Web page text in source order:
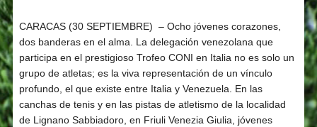
CARACAS (30 SEPTIEMBRE) – Ocho jóvenes corazones,
dos banderas en el alma. La delegación venezolana que
participa en el prestigioso Trofeo CONI en Italia no es solo un
grupo de atletas; es la viva representación de un vínculo
profundo, el que existe entre Italia y Venezuela. En las
canchas de tenis y en las pistas de atletismo de la localidad
de Lignano Sabbiadoro, en Friuli Venezia Giulia, jóvenes